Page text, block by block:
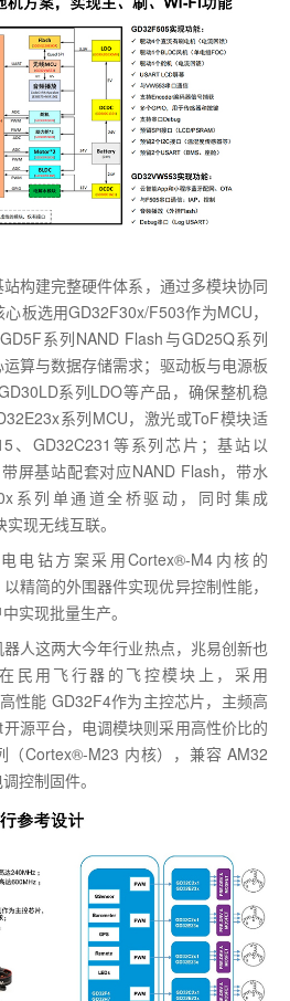
构建完整硬件体系，通过多模块协同
板选用GD32F30x/F503作为MCU，
系列NAND Flash与GD25Q系列
算与数据存储需求；驱动板与电源板
系列LDO等产品，确保整机稳
系列MCU，激光或ToF模块适
、GD32C231等系列芯片；基站以
屏基站配套对应NAND Flash，带水
系列单通道全桥驱动，同时集成
现无线互联。
电钻方案采用Cortex®-M4内核的
精简的外围器件实现优异控制性能，
实现批量生产。
人这两大今年行业热点，兆易创新也
民用飞行器的飞控模块上，采用
性能 GD32F4作为主控芯片，主频高
源平台，电调模块则采用高性价比的
（Cortex®-M23 内核），兼容 AM32
控制固件。